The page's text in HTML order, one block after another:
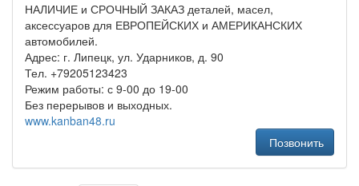
НАЛИЧИЕ и СРОЧНЫЙ ЗАКАЗ деталей, масел,
аксессуаров для ЕВРОПЕЙСКИХ и АМЕРИКАНСКИХ
автомобилей.
Адрес: г. Липецк, ул. Ударников, д. 90
Тел. +79205123423
Режим работы: с 9-00 до 19-00
Без перерывов и выходных.
www.kanban48.ru
Позвонить